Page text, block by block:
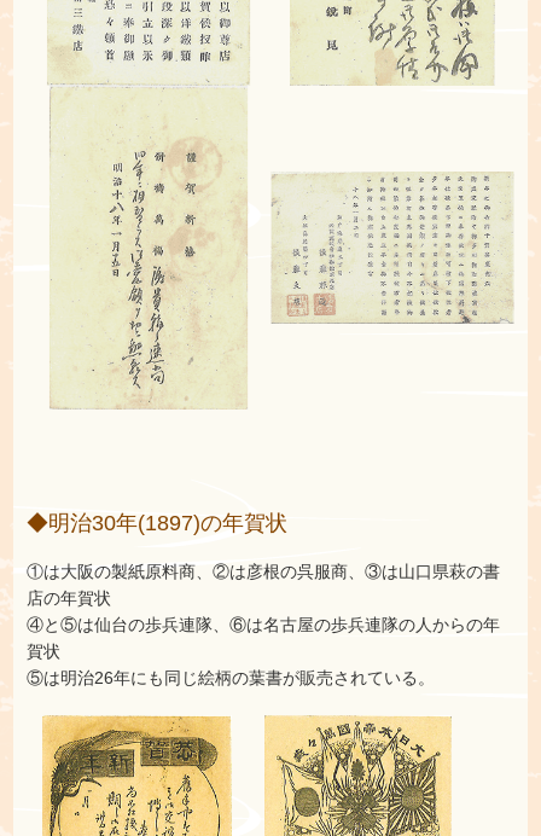
◆明治30年(1897)の年賀状
①は大阪の製紙原料商、②は彦根の呉服商、③は山口県萩の書
店の年賀状
④と⑤は仙台の歩兵連隊、⑥は名古屋の歩兵連隊の人からの年
賀状
⑤は明治26年にも同じ絵柄の葉書が販売されている。